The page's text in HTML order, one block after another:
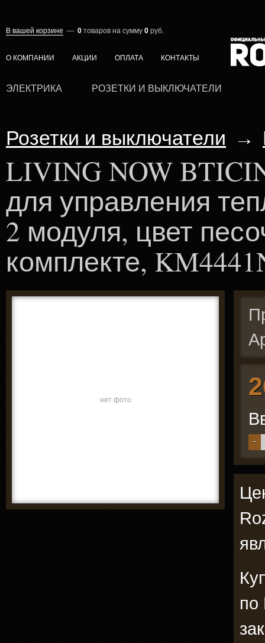
В вашей корзине — 0 товаров на сумму 0 руб.
О КОМПАНИИ АКЦИИ ОПЛАТА КОНТАКТЫ
ЭЛЕКТРИКА РОЗЕТКИ И ВЫКЛЮЧАТЕЛИ
Розетки и выключатели →
LIVING NOW
для управления
2 модуля, цвет
комплекте,
нет фото
−
по